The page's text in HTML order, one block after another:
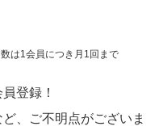
は1会員につき月1回まで
登録！
、ご不明点がございま